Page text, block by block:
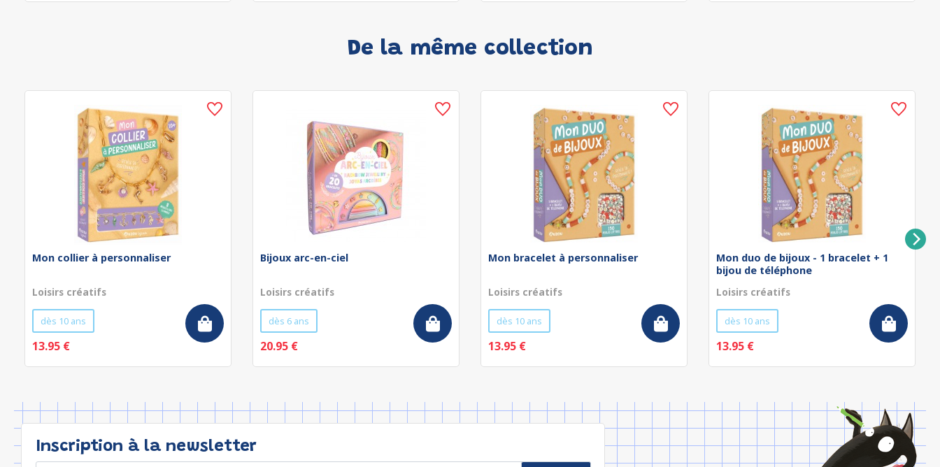
De la même collection
Mon collier à personnaliser
Loisirs créatifs
dès 10 ans
13.95 €
Bijoux arc-en-ciel
Loisirs créatifs
dès 6 ans
20.95 €
Mon bracelet à personnaliser
Loisirs créatifs
dès 10 ans
13.95 €
Mon duo de bijoux - 1 bracelet + 1
bijou de téléphone
Loisirs créatifs
dès 10 ans
13.95 €
Inscription à la newsletter